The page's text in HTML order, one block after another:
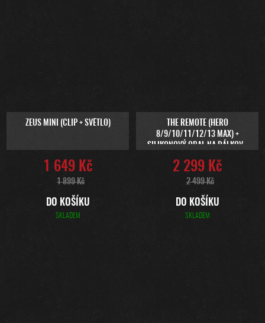
ZEUS MINI (CLIP + SVĚTLO)
1 649 Kč
1 899 Kč
DO KOŠÍKU
SKLADEM
THE REMOTE (HERO
8/9/10/11/12/13 MAX) +
SILIKONOVÝ OBAL NA DÁLKOVÝ
2 299 Kč
2 499 Kč
DO KOŠÍKU
SKLADEM